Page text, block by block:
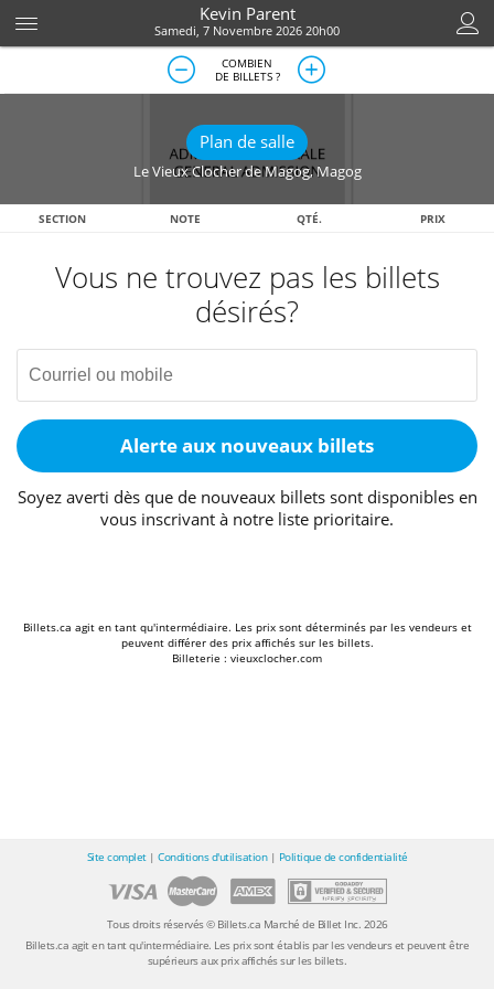
Kevin Parent
Samedi, 7 Novembre 2026 20h00
COMBIEN
DE BILLETS ?
Plan de salle
Le Vieux Clocher de Magog,Magog
SECTION NOTE QTÉ. PRIX
Vous ne trouvez pas les billets
désirés?
Alerte aux nouveaux billets
Soyez averti dès que de nouveaux billets sont disponibles en
vous inscrivant à notre liste prioritaire.
Billets.ca agit en tant qu'intermédiaire. Les prix sont déterminés par les vendeurs et
peuvent différer des prix affichés sur les billets.
Billeterie : vieuxclocher.com
Site complet| Conditions d'utilisation| Politique de confidentialité
Tous droits réservés © Billets.ca Marché de Billet Inc. 2026
Billets.ca agit en tant qu'intermédiaire. Les prix sont établis par les vendeurs et peuvent être
supérieurs aux prix affichés sur les billets.